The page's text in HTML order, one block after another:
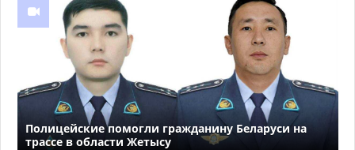
Полицейские помогли гражданину Беларуси на
трассе в области Жетысу